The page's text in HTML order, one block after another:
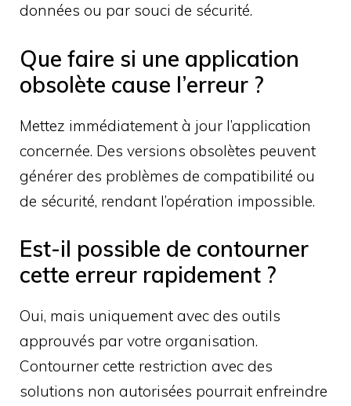
données ou par souci de sécurité.
Que faire si une application
obsolète cause l’erreur ?
Mettez immédiatement à jour l’application
concernée. Des versions obsolètes peuvent
générer des problèmes de compatibilité ou
de sécurité, rendant l’opération impossible.
Est-il possible de contourner
cette erreur rapidement ?
Oui, mais uniquement avec des outils
approuvés par votre organisation.
Contourner cette restriction avec des
solutions non autorisées pourrait enfreindre